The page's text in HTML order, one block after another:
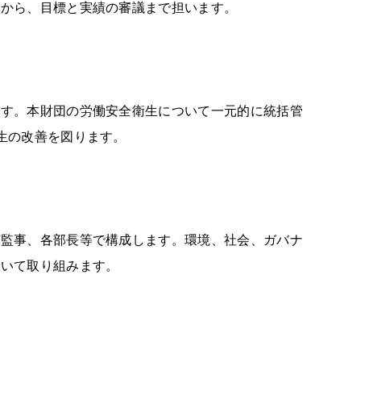
ら、目標と実績の審議まで担います。
。本財団の労働安全衛生について一元的に統括管
改善を図ります。
事、各部⾧等で構成します。環境、社会、ガバナ
て取り組みます。